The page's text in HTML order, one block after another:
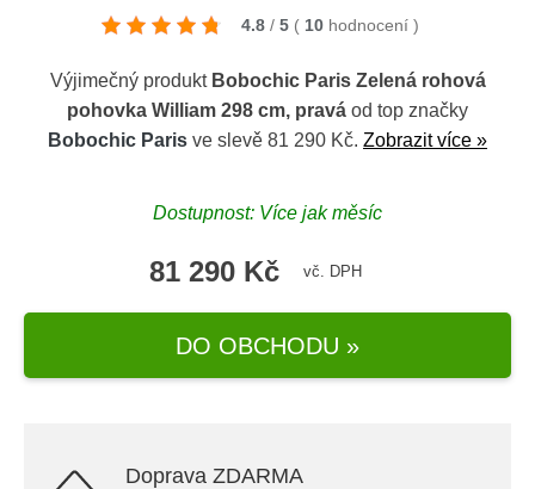
4.8 / 5 ( 10 hodnocení )
Výjimečný produkt Bobochic Paris Zelená rohová
pohovka William 298 cm, pravá od top značky
Bobochic Paris ve slevě 81 290 Kč. Zobrazit více »
Dostupnost: Více jak měsíc
81 290 Kč vč. DPH
DO OBCHODU »
Doprava ZDARMA